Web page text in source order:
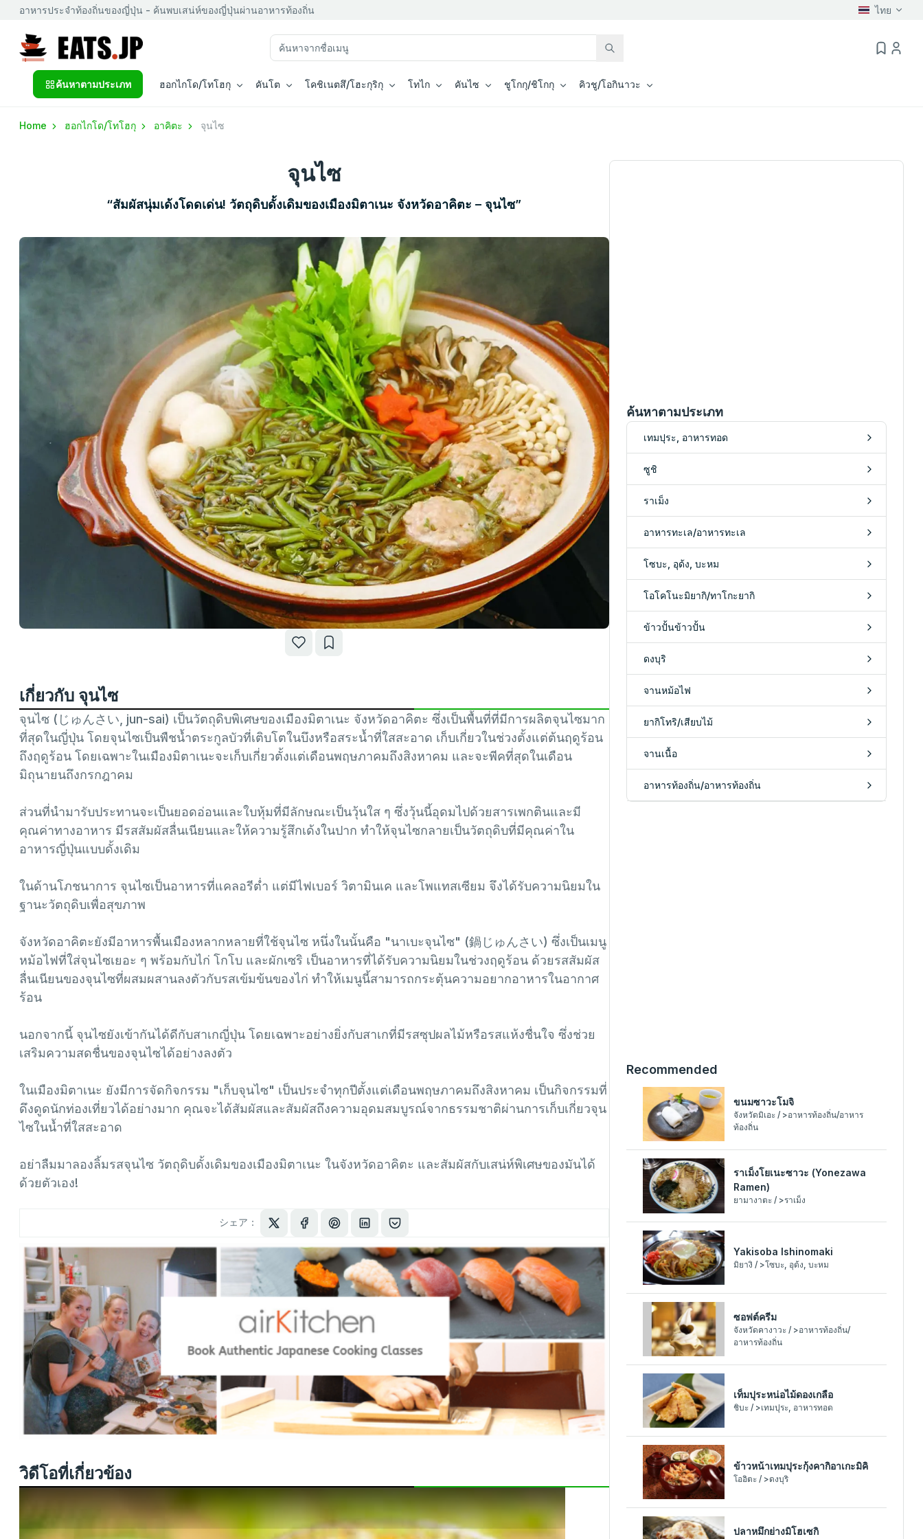
อาหารประจำท้องถิ่นของญี่ปุ่น - ค้นพบเสน่ห์ของญี่ปุ่นผ่านอาหารท้องถิ่น ไทย
ค้นหาตามประเภท ฮอกไกโด/โทโฮกุ คันโต โคชิเนตสึ/โฮะกุริกุ โทไก คันไซ ชูโกกุ/ชิโกกุ คิวชู/โอกินาวะ
Home ฮอกไกโด/โทโฮกุ อาคิตะ จุนไซ
จุนไซ
“สัมผัสนุ่มเด้งโดดเด่น! วัตถุดิบดั้งเดิมของเมืองมิตาเนะ จังหวัดอาคิตะ – จุนไซ”
เกี่ยวกับ จุนไซ
จุนไซ (じゅんさい, jun-sai) เป็นวัตถุดิบพิเศษของเมืองมิตาเนะ จังหวัดอาคิตะ ซึ่งเป็นพื้นที่ที่มีการผลิตจุนไซมาก
ที่สุดในญี่ปุ่น โดยจุนไซเป็นพืชน้ำตระกูลบัวที่เติบโตในบึงหรือสระน้ำที่ใสสะอาด เก็บเกี่ยวในช่วงตั้งแต่ต้นฤดูร้อน
ถึงฤดูร้อน โดยเฉพาะในเมืองมิตาเนะจะเก็บเกี่ยวตั้งแต่เดือนพฤษภาคมถึงสิงหาคม และจะพีคที่สุดในเดือน
มิถุนายนถึงกรกฎาคม
ส่วนที่นำมารับประทานจะเป็นยอดอ่อนและใบหุ้มที่มีลักษณะเป็นวุ้นใส ๆ ซึ่งวุ้นนี้อุดมไปด้วยสารเพกตินและมี
คุณค่าทางอาหาร มีรสสัมผัสลื่นเนียนและให้ความรู้สึกเด้งในปาก ทำให้จุนไซกลายเป็นวัตถุดิบที่มีคุณค่าใน
อาหารญี่ปุ่นแบบดั้งเดิม
ในด้านโภชนาการ จุนไซเป็นอาหารที่แคลอรีต่ำ แต่มีไฟเบอร์ วิตามินเค และโพแทสเซียม จึงได้รับความนิยมใน
ฐานะวัตถุดิบเพื่อสุขภาพ
จังหวัดอาคิตะยังมีอาหารพื้นเมืองหลากหลายที่ใช้จุนไซ หนึ่งในนั้นคือ "นาเบะจุนไซ" (鍋じゅんさい) ซึ่งเป็นเมนู
หม้อไฟที่ใส่จุนไซเยอะ ๆ พร้อมกับไก่ โกโบ และผักเซริ เป็นอาหารที่ได้รับความนิยมในช่วงฤดูร้อน ด้วยรสสัมผัส
ลื่นเนียนของจุนไซที่ผสมผสานลงตัวกับรสเข้มข้นของไก่ ทำให้เมนูนี้สามารถกระตุ้นความอยากอาหารในอากาศ
ร้อน
นอกจากนี้ จุนไซยังเข้ากันได้ดีกับสาเกญี่ปุ่น โดยเฉพาะอย่างยิ่งกับสาเกที่มีรสซุปผลไม้หรือรสแห้งชื่นใจ ซึ่งช่วย
เสริมความสดชื่นของจุนไซได้อย่างลงตัว
ในเมืองมิตาเนะ ยังมีการจัดกิจกรรม "เก็บจุนไซ" เป็นประจำทุกปีตั้งแต่เดือนพฤษภาคมถึงสิงหาคม เป็นกิจกรรมที่
ดึงดูดนักท่องเที่ยวได้อย่างมาก คุณจะได้สัมผัสและสัมผัสถึงความอุดมสมบูรณ์จากธรรมชาติผ่านการเก็บเกี่ยวจุน
ไซในน้ำที่ใสสะอาด
อย่าลืมมาลองลิ้มรสจุนไซ วัตถุดิบดั้งเดิมของเมืองมิตาเนะ ในจังหวัดอาคิตะ และสัมผัสกับเสน่ห์พิเศษของมันได้
ด้วยตัวเอง!
シェア：
วิดีโอที่เกี่ยวข้อง
ค้นหาตามประเภท
เทมปุระ, อาหารทอด
ซูชิ
ราเม็ง
อาหารทะเล/อาหารทะเล
โซบะ, อุด้ง, บะหม
โอโคโนะมิยากิ/ทาโกะยากิ
ข้าวปั้นข้าวปั้น
ดงบุริ
จานหม้อไฟ
ยากิโทริ/เสียบไม้
จานเนื้อ
อาหารท้องถิ่น/อาหารท้องถิ่น
Recommended
ขนมซาวะโมจิ
จังหวัดมิเอะ / >อาหารท้องถิ่น/อาหาร
ท้องถิ่น
ราเม็งโยเนะซาวะ (Yonezawa
Ramen)
ยามางาตะ / >ราเม็ง
Yakisoba Ishinomaki
มิยางิ / >โซบะ, อุด้ง, บะหม
ซอฟต์ครีม
จังหวัดคางาวะ / >อาหารท้องถิ่น/
อาหารท้องถิ่น
เท็มปุระหน่อไม้ดองเกลือ
ชิบะ / >เทมปุระ, อาหารทอด
ข้าวหน้าเทมปุระกุ้งคากิอาเกะมิคิ
โออิตะ / >ดงบุริ
ปลาหมึกย่างมิโฮเซกิ